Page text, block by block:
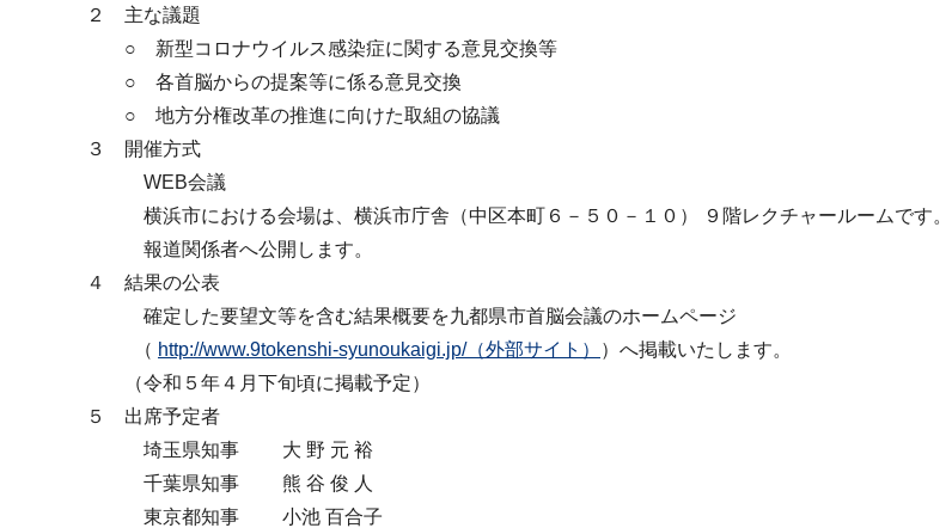
２ 主な議題
○ 新型コロナウイルス感染症に関する意見交換等
○ 各首脳からの提案等に係る意見交換
○ 地方分権改革の推進に向けた取組の協議
３ 開催方式
WEB会議
横浜市における会場は、横浜市庁舎（中区本町６－５０－１０） ９階レクチャールームで
報道関係者へ公開します。
４ 結果の公表
確定した要望文等を含む結果概要を九都県市首脳会議のホームページ
（ http://www.9tokenshi-syunoukaigi.jp/（外部サイト）
）へ掲載いたします。
（令和５年４月下旬頃に掲載予定）
５ 出席予定者
埼玉県知事 大 野 元 裕
千葉県知事 熊 谷 俊 人
東京都知事 小池 百合子